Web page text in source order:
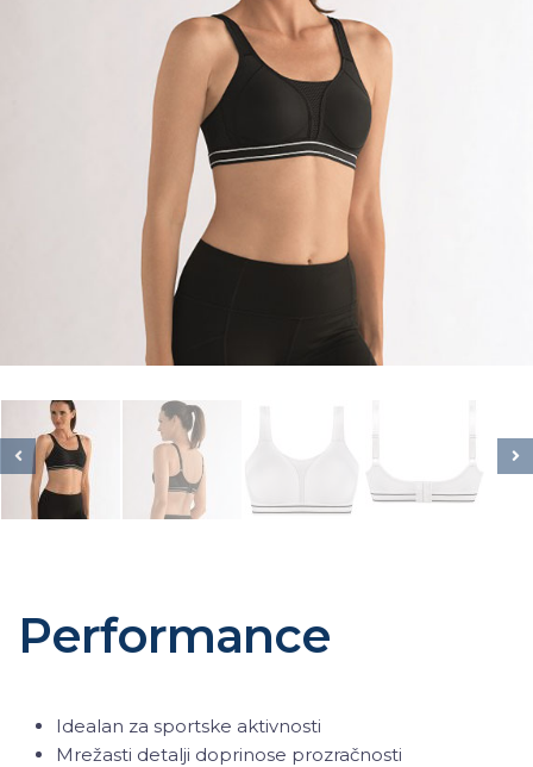
Performance
Idealan za sportske aktivnosti
Mrežasti detalji doprinose prozračnosti